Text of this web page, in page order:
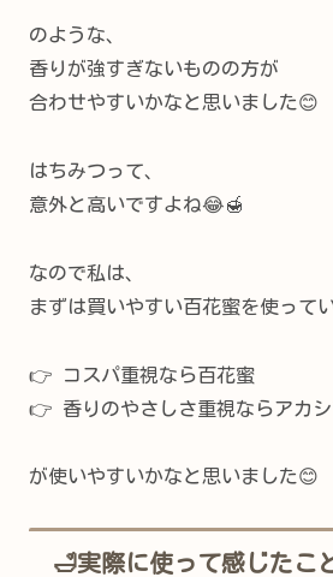
のような、
香りが強すぎないものの方が
合わせやすいかなと思いました😊
はちみつって、
意外と高いですよね😂🍯
なので私は、
まずは買いやすい百花蜜を使って
👉 コスパ重視なら百花蜜
👉 香りのやさしさ重視ならアカ
が使いやすいかなと思いました😊
🛁実際に使って感じたこ